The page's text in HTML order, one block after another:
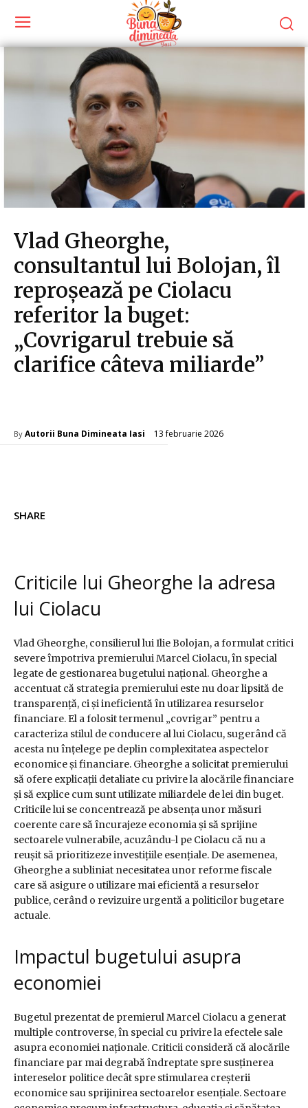
Vlad Gheorghe,
consultantul lui Bolojan, îl
reproșează pe Ciolacu
referitor la buget:
„Covrigarul trebuie să
clarifice câteva miliarde”
By Autorii Buna Dimineata Iasi 13 februarie 2026
SHARE
Criticile lui Gheorghe la adresa
lui Ciolacu
Vlad Gheorghe, consilierul lui Ilie Bolojan, a formulat critici
severe împotriva premierului Marcel Ciolacu, în special
legate de gestionarea bugetului național. Gheorghe a
accentuat că strategia premierului este nu doar lipsită de
transparență, ci și ineficientă în utilizarea resurselor
financiare. El a folosit termenul „covrigar” pentru a
caracteriza stilul de conducere al lui Ciolacu, sugerând că
acesta nu înțelege pe deplin complexitatea aspectelor
economice și financiare. Gheorghe a solicitat premierului
să ofere explicații detaliate cu privire la alocările financiare
și să explice cum sunt utilizate miliardele de lei din buget.
Criticile lui se concentrează pe absența unor măsuri
coerente care să încurajeze economia și să sprijine
sectoarele vulnerabile, acuzându-l pe Ciolacu că nu a
reușit să prioritizeze investițiile esențiale. De asemenea,
Gheorghe a subliniat necesitatea unor reforme fiscale
care să asigure o utilizare mai eficientă a resurselor
publice, cerând o revizuire urgentă a politicilor bugetare
actuale.
Impactul bugetului asupra
economiei
Bugetul prezentat de premierul Marcel Ciolacu a generat
multiple controverse, în special cu privire la efectele sale
asupra economiei naționale. Criticii consideră că alocările
financiare par mai degrabă îndreptate spre susținerea
intereselor politice decât spre stimularea creșterii
economice sau sprijinirea sectoarelor esențiale. Sectoare